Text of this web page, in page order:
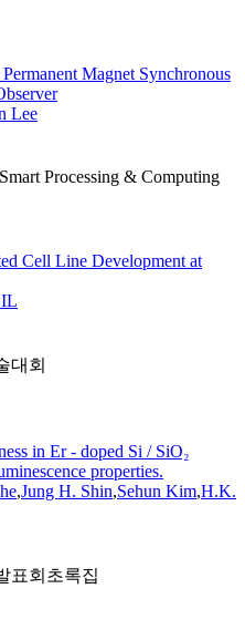
Magnet Synchronous
Lee
Processing & Computing
Cell Line Development at
대회
in Er - doped Si / SiO₂
properties.
,Jung H. Shin,Sehun Kim,H.K.
표회초록집